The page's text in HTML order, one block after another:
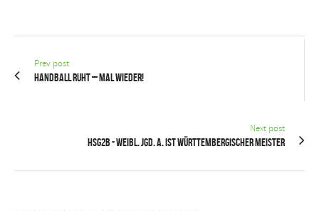
Prev post
Handball ruht – mal wieder!
Next post
HSG2B - weibl. Jgd. A. ist württembergischer Meister